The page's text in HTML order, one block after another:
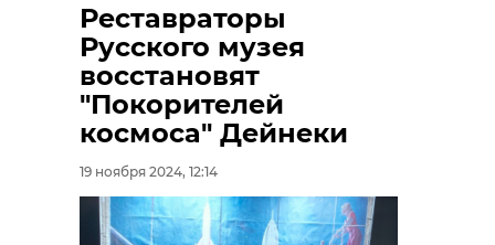
Реставраторы
Русского музея
восстановят
"Покорителей
космоса" Дейнеки
19 ноября 2024, 12:14